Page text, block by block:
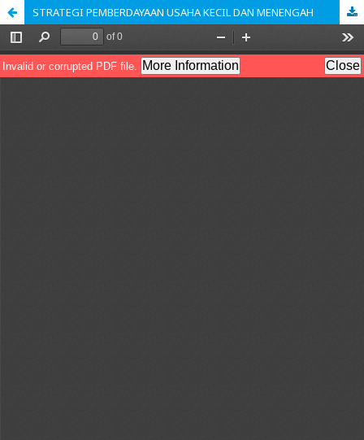
STRATEGI PEMBERDAYAAN USAHA KECIL DAN MENENGAH